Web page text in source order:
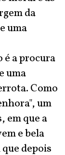
da
uma
é a procura
uma
Como
um
em que a
e bela
depois